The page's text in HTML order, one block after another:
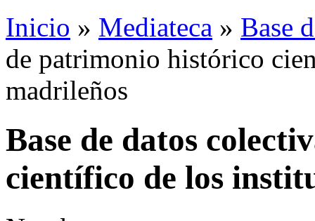
Inicio » Mediateca » Base
de patrimonio histórico
madrileños
Base de datos
científico de los